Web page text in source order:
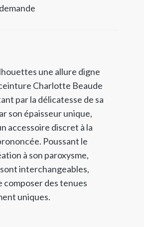
une allure digne
Charlotte Beaude
par la délicatesse de sa
son épaisseur unique,
accessoire discret à la
Poussant le
à son paroxysme,
interchangeables,
des tenues
uniques.